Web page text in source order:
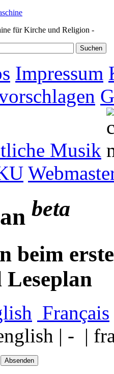
für Kirche und Religion -
Impressum
Musik
beta
beim
Français
| - |